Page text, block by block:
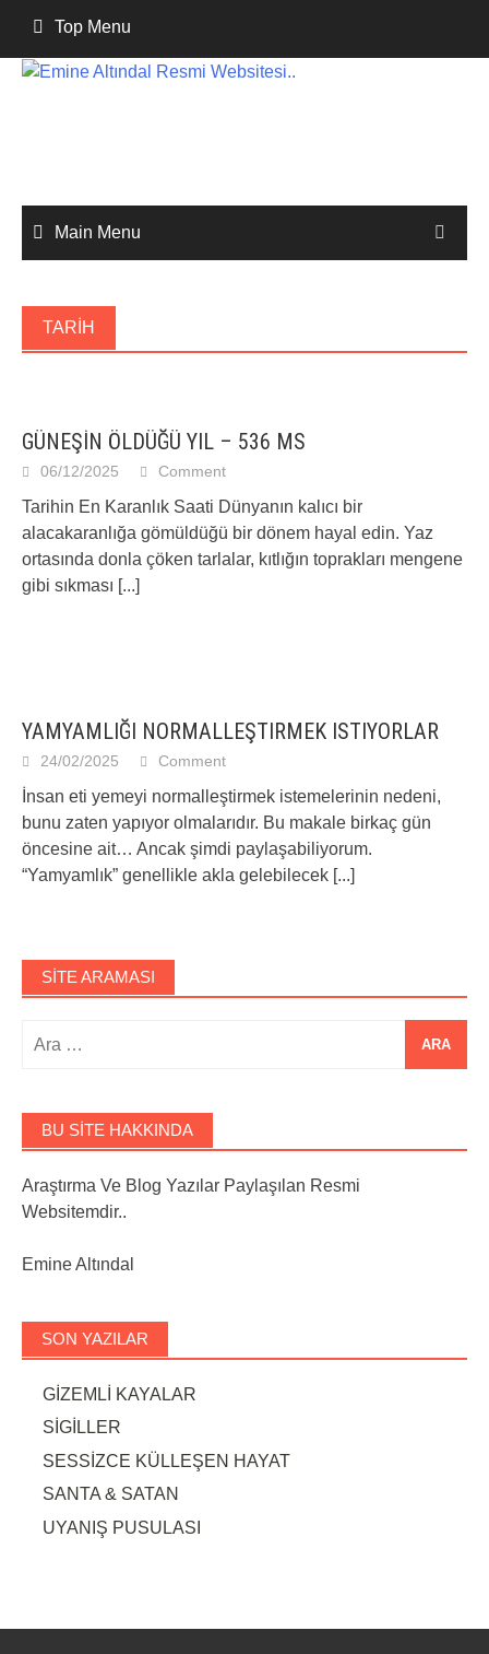
content
Top Menu
Main Menu
TARIH
GÜNEŞİN ÖLDÜĞÜ YIL – 536 MS
06/12/2025 Comment
Tarihin En Karanlık Saati Dünyanın kalıcı bir
alacakaranlığa gömüldüğü bir dönem hayal edin. Yaz
ortasında donla çöken tarlalar, kıtlığın toprakları mengene
gibi sıkması [...]
YAMYAMLIĞI NORMALLEŞTIRMEK ISTIYORLAR
24/02/2025 Comment
İnsan eti yemeyi normalleştirmek istemelerinin nedeni,
bunu zaten yapıyor olmalarıdır. Bu makale birkaç gün
öncesine ait… Ancak şimdi paylaşabiliyorum.
“Yamyamlık” genellikle akla gelebilecek [...]
SITE ARAMASI
BU SITE HAKKINDA
Araştırma Ve Blog Yazılar Paylaşılan Resmi
Websitemdir..
Emine Altındal
SON YAZILAR
GİZEMLİ KAYALAR
SİGİLLER
SESSİZCE KÜLLEŞEN HAYAT
SANTA & SATAN
UYANIŞ PUSULASI